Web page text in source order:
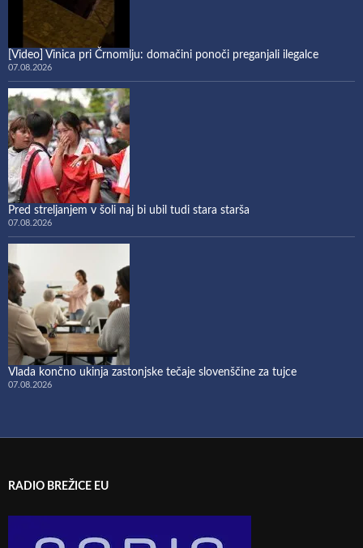
[Video] Vinica pri Črnomlju: domačini ponoči preganjali ilegalce
07.08.2026
Pred streljanjem v šoli naj bi ubil tudi stara starša
07.08.2026
Vlada končno ukinja zastonjske tečaje slovenščine za tujce
07.08.2026
RADIO BREŽICE EU